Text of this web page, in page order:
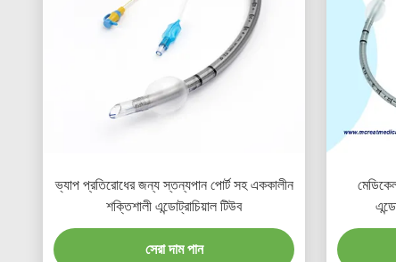
ভ্যাপ প্রতিরোধের জন্য স্তন্যপান পোর্ট সহ এককালীন
শক্তিশালী এন্ডোট্রাচিয়াল টিউব
সেরা দাম পান